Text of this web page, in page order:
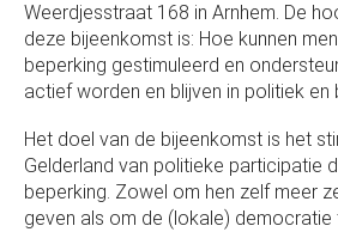
Weerdjesstraat 168 in Arnhem. De
deze bijeenkomst is: Hoe kunnen
beperking gestimuleerd en
actief worden en blijven in politiek en
Het doel van de bijeenkomst is het
Gelderland van politieke participatie
beperking. Zowel om hen zelf meer
geven als om de (lokale) democratie